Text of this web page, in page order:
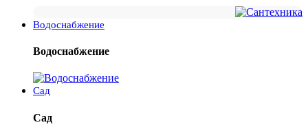
Водоснабжение
Водоснабжение
Сад
Сад